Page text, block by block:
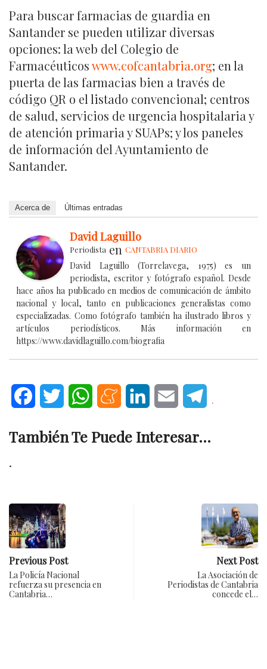
Para buscar farmacias de guardia en
Santander se pueden utilizar diversas
opciones: la web del Colegio de
Farmacéuticoswww.cofcantabria.org; en la
puerta de las farmacias bien a través de
código QR o el listado convencional; centros
de salud, servicios de urgencia hospitalaria y
de atención primaria y SUAPs; y los paneles
de información del Ayuntamiento de
Santander.
Acerca de Últimas entradas
David Laguillo
Periodista en CANTABRIA DIARIO
David Laguillo (Torrelavega, 1975) es un
periodista, escritor y fotógrafo español. Desde
hace años ha publicado en medios de comunicación de ámbito
nacional y local, tanto en publicaciones generalistas como
especializadas. Como fotógrafo también ha ilustrado libros y
artículos periodísticos. Más información en
https://www.davidlaguillo.com/biografia
FacebookTwitter WhatsAppMeneameLinkedInEmail .
También Te Puede Interesar...
.
Previous Post
La Policía Nacional
refuerza su presencia en
Cantabria…
Next Post
La Asociación de
Periodistas de Cantabria
concede el…